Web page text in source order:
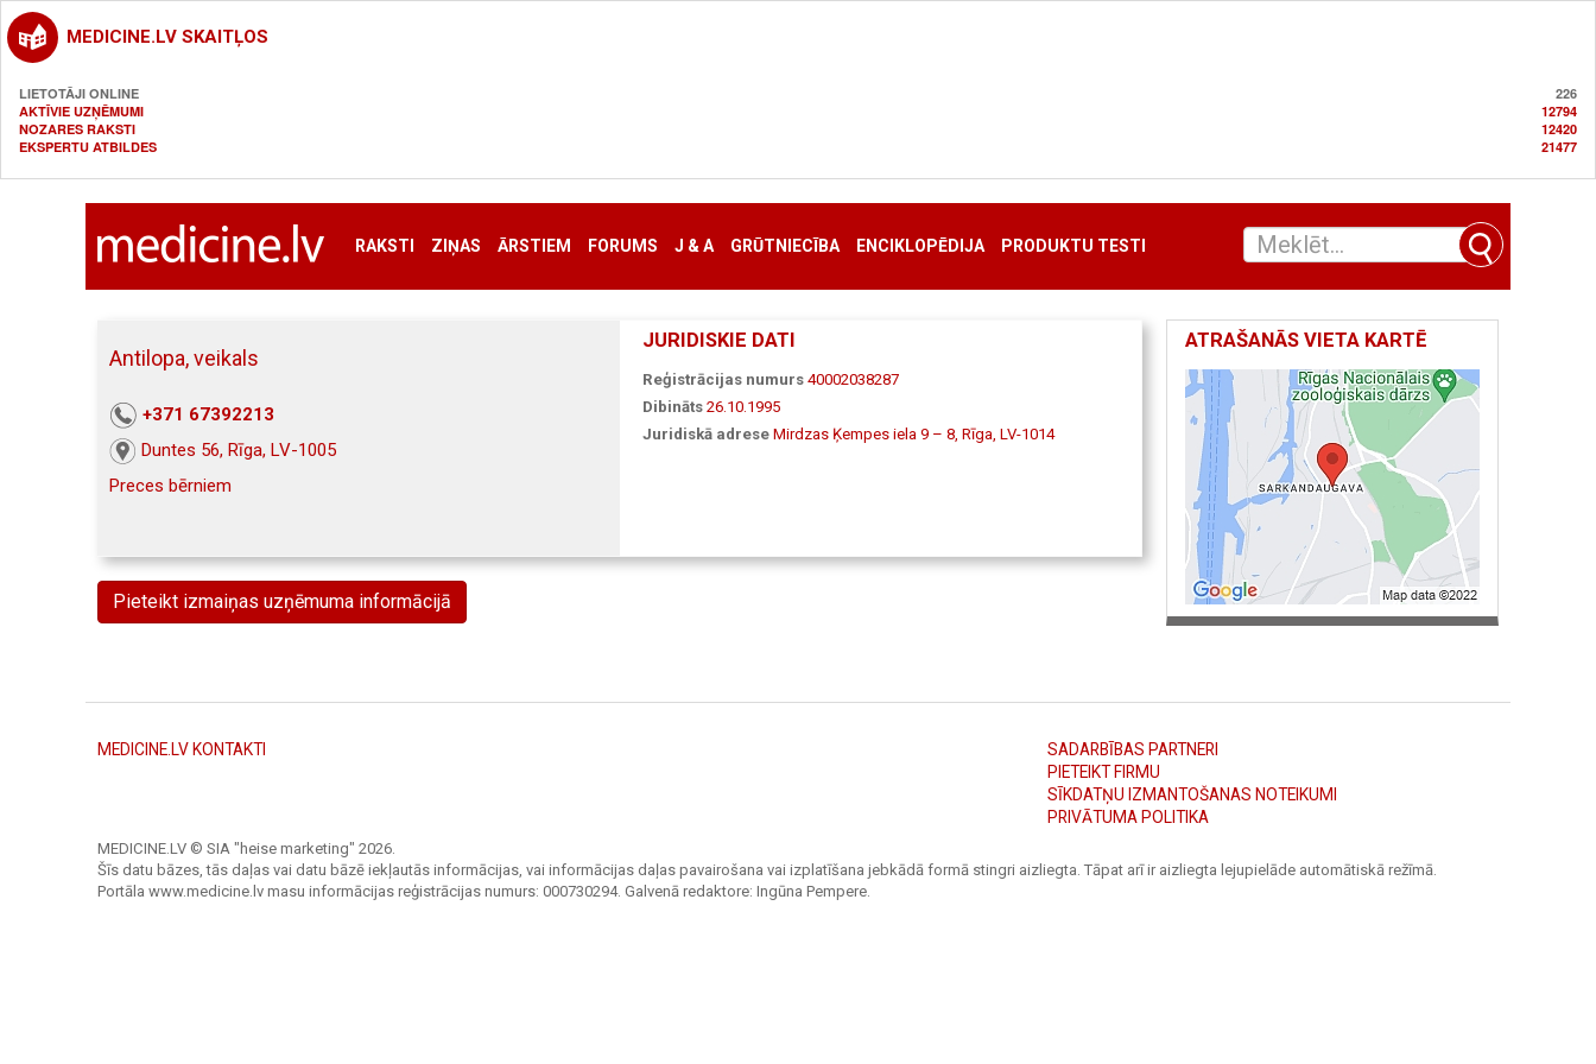
MEDICINE.LV SKAITĻOS
LIETOTĀJI ONLINE
226
AKTĪVIE UZŅĒMUMI
12794
NOZARES RAKSTI
12420
EKSPERTU ATBILDES
21477
RAKSTI ZIŅAS ĀRSTIEM FORUMS J & A GRŪTNIECĪBA ENCIKLOPĒDIJA PRODUKTU TESTI
Antilopa, veikals
+371 67392213
Duntes 56, Rīga, LV-1005
Preces bērniem
JURIDISKIE DATI
Reģistrācijas numurs 40002038287
Dibināts 26.10.1995
Juridiskā adrese Mirdzas Ķempes iela 9 – 8, Rīga, LV-1014
Pieteikt izmaiņas uzņēmuma informācijā
ATRAŠANĀS VIETA KARTĒ
MEDICINE.LV KONTAKTI
SADARBĪBAS PARTNERI
PIETEIKT FIRMU
SĪKDATŅU IZMANTOŠANAS NOTEIKUMI
PRIVĀTUMA POLITIKA
MEDICINE.LV © SIA "heise marketing" 2026.
Šīs datu bāzes, tās daļas vai datu bāzē iekļautās informācijas, vai informācijas daļas pavairošana vai izplatīšana jebkādā formā stingri aizliegta. Tāpat arī ir aizliegta lejupielāde automātiskā režīmā.
Portāla www.medicine.lv masu informācijas reģistrācijas numurs: 000730294. Galvenā redaktore: Ingūna Pempere.